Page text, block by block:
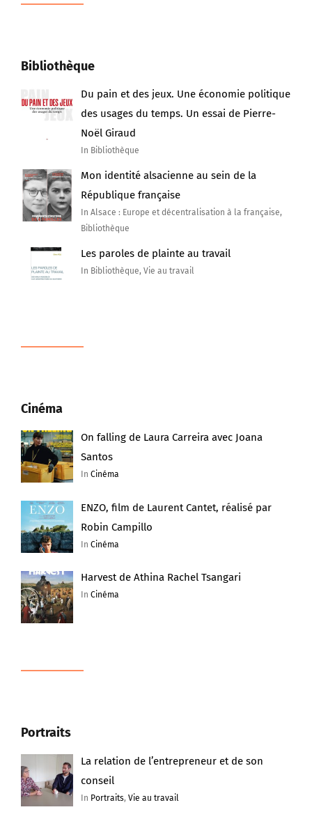
Bibliothèque
Du pain et des jeux. Une économie politique
des usages du temps. Un essai de Pierre-
Noël Giraud
In Bibliothèque
Mon identité alsacienne au sein de la
République française
In Alsace : Europe et décentralisation à la française,
Bibliothèque
Les paroles de plainte au travail
In Bibliothèque, Vie au travail
Cinéma
On falling de Laura Carreira avec Joana
Santos
InCinéma
ENZO, film de Laurent Cantet, réalisé par
Robin Campillo
InCinéma
Harvest de Athina Rachel Tsangari
InCinéma
Portraits
La relation de l’entrepreneur et de son
conseil
In Portraits,Vie au travail